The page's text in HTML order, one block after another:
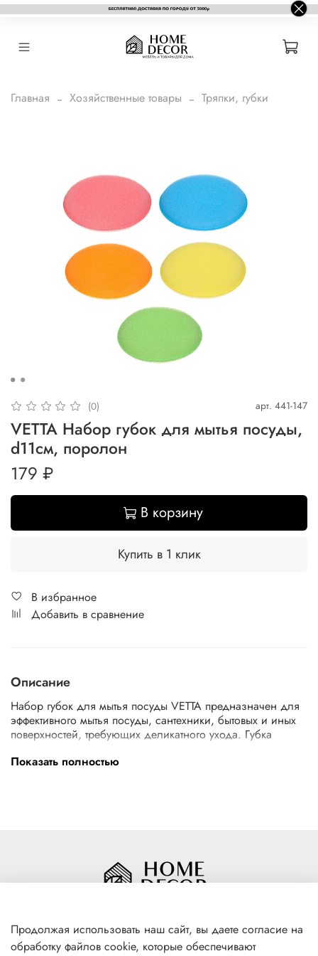
Главная Хозяйственные товары Тряпки, губки
(0) арт. 441-147
VETTA Набор губок для мытья посуды,
d11см, поролон
179 ₽
В корзину
Купить в 1 клик
В избранное
Добавить в сравнение
Описание
Набор губок для мытья посуды VETTA предназначен для
эффективного мытья посуды, сантехники, бытовых и иных
поверхностей, требующих деликатного ухода. Губка
допускающего применение для ухода за поверхностями,
Показать полностью
+7(996) 316 00 81
Продолжая использовать наш сайт, вы даете согласие на
обработку файлов cookie, которые обеспечивают